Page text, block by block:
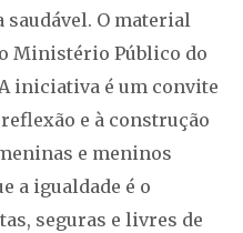
O material
Ministério Público do
iniciativa é um convite
e à construção
e meninos
a igualdade é o
seguras e livres de